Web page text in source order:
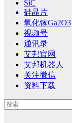
SiC
硅晶片
氧化镓Ga2O3
视频号
通讯录
艾邦官网
艾邦机器人
关注微信
资料下载